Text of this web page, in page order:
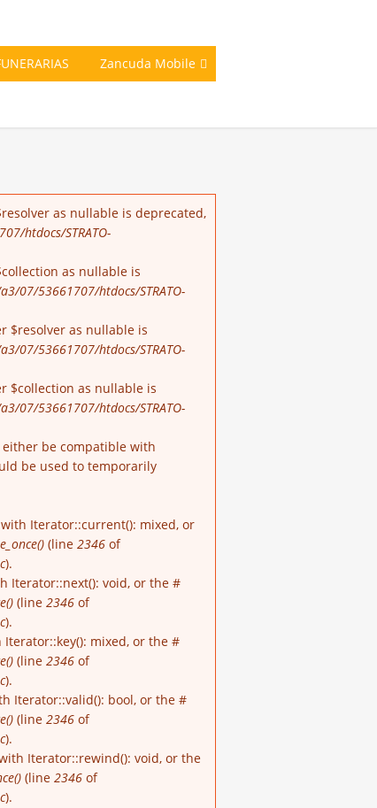
Zancuda Mobile
as nullable is deprecated,
htdocs/STRATO-
as nullable is
07/53661707/htdocs/STRATO-
$resolver as nullable is
07/53661707/htdocs/STRATO-
$collection as nullable is
07/53661707/htdocs/STRATO-
either be compatible with
be used to temporarily
Iterator::current(): mixed, or
(line 2346 of
).
Iterator::next(): void, or the #
(line 2346 of
).
mixed, or the #
(line 2346 of
).
Iterator::valid(): bool, or the #
(line 2346 of
).
Iterator::rewind(): void, or the
(line 2346 of
).